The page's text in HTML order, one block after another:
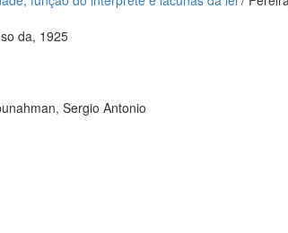
da, 1925
Sergio Antonio